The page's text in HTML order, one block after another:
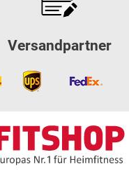
Versandpartner